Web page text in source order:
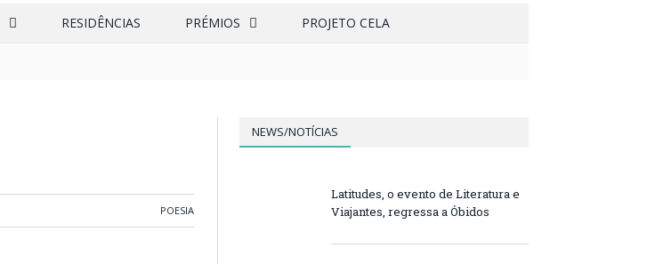
RESIDÊNCIAS PRÉMIOS PROJETO CELA
POESIA
NEWS/NOTÍCIAS
Latitudes, o evento de Literatura e
Viajantes, regressa a Óbidos